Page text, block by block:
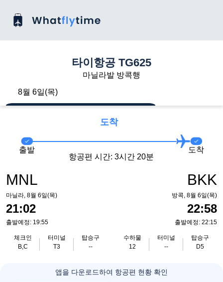
타이항공 TG625
마닐라발 방콕행
8월 6일(목)
도착
MNL
마닐라, 8월 6일(목)
21:02
출발예정: 19:55
체크인
B,C
터미널
T3
탑승구
--
출발
항공편 시간: 3시간 20분
도착
BKK
방콕, 8월 6일(목)
22:58
출발예정: 22:15
수하물
12
터미널
--
탑승구
D5
앱을 다운로드하여 항공편 현황 확인